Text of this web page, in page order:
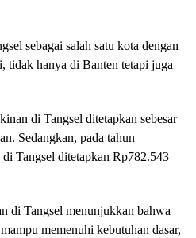
sebagai salah satu kota dengan
tidak hanya di Banten tetapi juga
di Tangsel ditetapkan sebesar
Sedangkan, pada tahun
Tangsel ditetapkan Rp782.543
di Tangsel menunjukkan bahwa
memenuhi kebutuhan dasar,